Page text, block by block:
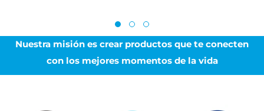
Nuestra misión es crear productos que te conecten
con los mejores momentos de la vida